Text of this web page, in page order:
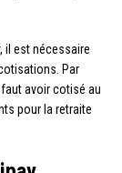
il est nécessaire
Par
avoir cotisé au
pour la retraite